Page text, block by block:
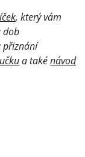
, který vám
dob
přiznání
a takénávod